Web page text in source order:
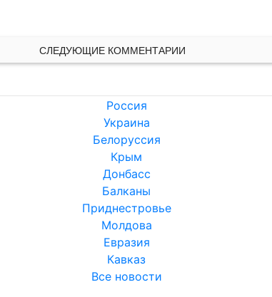
СЛЕДУЮЩИЕ КОММЕНТАРИИ
Россия
Украина
Белоруссия
Крым
Донбасс
Балканы
Приднестровье
Молдова
Евразия
Кавказ
Все новости